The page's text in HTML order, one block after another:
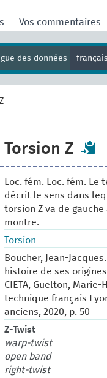
Vos commentaires
des données français
Torsion Z
Loc. fém. Loc. fém.
décrit le sens dans
torsion Z va de
montre.
Torsion
Boucher, Jean-
histoire de ses origines
CIETA, Guelton,
technique français
anciens, 2020, p. 50
Z-Twist
warp-twist
open band
right-twist